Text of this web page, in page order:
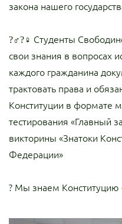
закона нашего
?‍♂?‍♀ Студенты
свои знания в вопросах
каждого гражданина
трактовать права и
Конституции в формате
тестирования «Главный
викторины «Знатоки
Федерации»
? Мы знаем Конституцию